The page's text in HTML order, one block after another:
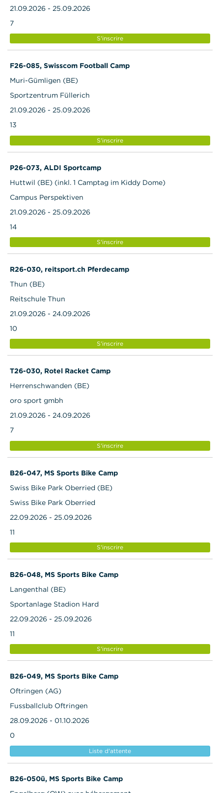
21.09.2026 - 25.09.2026
7
S'inscrire
F26-085, Swisscom Football Camp
Muri-Gümligen (BE)
Sportzentrum Füllerich
21.09.2026 - 25.09.2026
13
S'inscrire
P26-073, ALDI Sportcamp
Huttwil (BE) (inkl. 1 Camptag im Kiddy Dome)
Campus Perspektiven
21.09.2026 - 25.09.2026
14
S'inscrire
R26-030, reitsport.ch Pferdecamp
Thun (BE)
Reitschule Thun
21.09.2026 - 24.09.2026
10
S'inscrire
T26-030, Rotel Racket Camp
Herrenschwanden (BE)
oro sport gmbh
21.09.2026 - 24.09.2026
7
S'inscrire
B26-047, MS Sports Bike Camp
Swiss Bike Park Oberried (BE)
Swiss Bike Park Oberried
22.09.2026 - 25.09.2026
11
S'inscrire
B26-048, MS Sports Bike Camp
Langenthal (BE)
Sportanlage Stadion Hard
22.09.2026 - 25.09.2026
11
S'inscrire
B26-049, MS Sports Bike Camp
Oftringen (AG)
Fussballclub Oftringen
28.09.2026 - 01.10.2026
0
Liste d'attente
B26-050ü, MS Sports Bike Camp